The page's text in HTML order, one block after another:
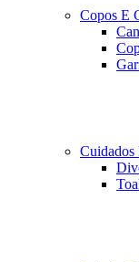
Copos E
Cuidados